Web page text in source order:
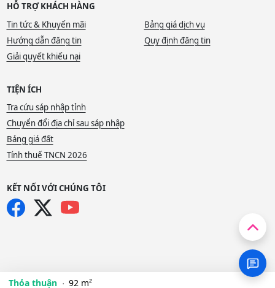
Thỏa thuận 92 m²
HỖ TRỢ KHÁCH HÀNG
Tin tức & Khuyến mãi
Bảng giá dịch vụ
Hướng dẫn đăng tin
Quy định đăng tin
Giải quyết khiếu nại
TIỆN ÍCH
Tra cứu sáp nhập tỉnh
Chuyển đổi địa chỉ sau sáp nhập
Bảng giá đất
Tính thuế TNCN 2026
KẾT NỐI VỚI CHÚNG TÔI